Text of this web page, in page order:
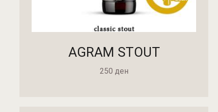
AGRAM STOUT
250 ден